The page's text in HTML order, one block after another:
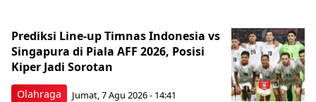
Olahraga
Prediksi Line-up Timnas Indonesia vs
Singapura di Piala AFF 2026, Posisi
Kiper Jadi Sorotan
Jumat, 7 Agu 2026 - 14:41